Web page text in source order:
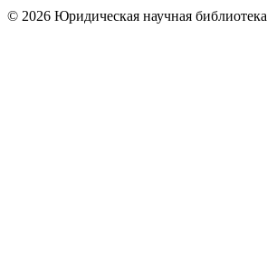
© 2026 Юридическая научная библиотека